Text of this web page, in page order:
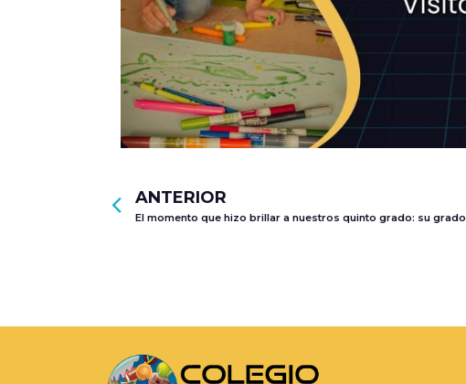
ANTERIOR
El momento que hizo brillar a nuestros quinto grado: su grado